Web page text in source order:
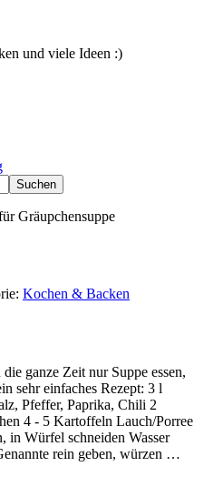
und viele Ideen :)
Gräupchensuppe
Kochen & Backen
ganze Zeit nur Suppe essen,
sehr einfaches Rezept: 3 l
Pfeffer, Paprika, Chili 2
4 - 5 Kartoffeln Lauch/Porree
in Würfel schneiden Wasser
rein geben, würzen …